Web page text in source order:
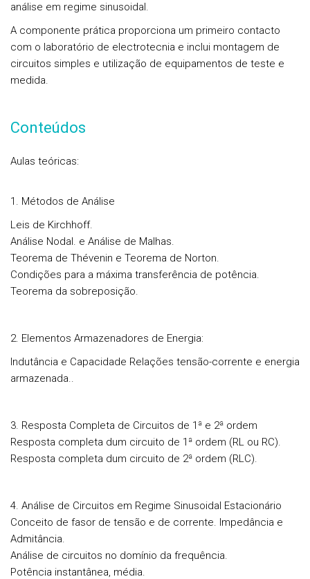
análise em regime sinusoidal.
A componente prática proporciona um primeiro contacto
com o laboratório de electrotecnia e inclui montagem de
circuitos simples e utilização de equipamentos de teste e
medida.
Conteúdos
Aulas teóricas:
1. Métodos de Análise
Leis de Kirchhoff.
Análise Nodal. e Análise de Malhas.
Teorema de Thévenin e Teorema de Norton.
Condições para a máxima transferência de potência.
Teorema da sobreposição.
2. Elementos Armazenadores de Energia:
Indutância e Capacidade Relações tensão-corrente e energia
armazenada..
3. Resposta Completa de Circuitos de 1ª e 2ª ordem
Resposta completa dum circuito de 1ª ordem (RL ou RC).
Resposta completa dum circuito de 2ª ordem (RLC).
4. Análise de Circuitos em Regime Sinusoidal Estacionário
Conceito de fasor de tensão e de corrente. Impedância e
Admitância.
Análise de circuitos no domínio da frequência.
Potência instantânea, média.